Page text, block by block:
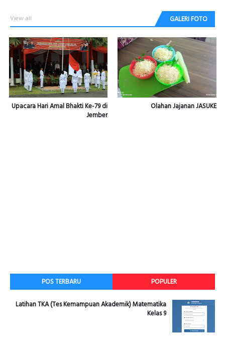
GALERI FOTO
View all
Olahan Jajanan JASUKE
Upacara Hari Amal Bhakti Ke-79 di
Jember
POPULER
POS TERBARU
Latihan TKA (Tes Kemampuan Akademik) Matematika
Kelas 9